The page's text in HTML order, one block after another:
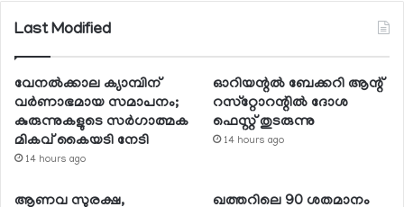
Last Modified
വേനല്‍ക്കാല ക്യാമ്പിന്
വര്‍ണാഭമായ സമാപനം;
കുരുന്നുകളുടെ സര്‍ഗാത്മക
മികവ് കൈയടി നേടി
14 hours ago
ഓറിയന്റല്‍ ബേക്കറി ആന്റ്
റസ്‌റ്റോറന്റില്‍ ദോശ
ഫെസ്റ്റ് തുടരുന്നു
14 hours ago
ആണവ സുരക്ഷ,
ഖത്തറിലെ 90 ശതമാനം